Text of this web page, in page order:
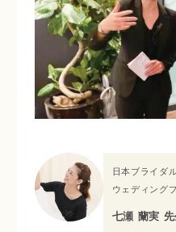
日本ブライダ
ウェディング
七瀬 蘭実 先